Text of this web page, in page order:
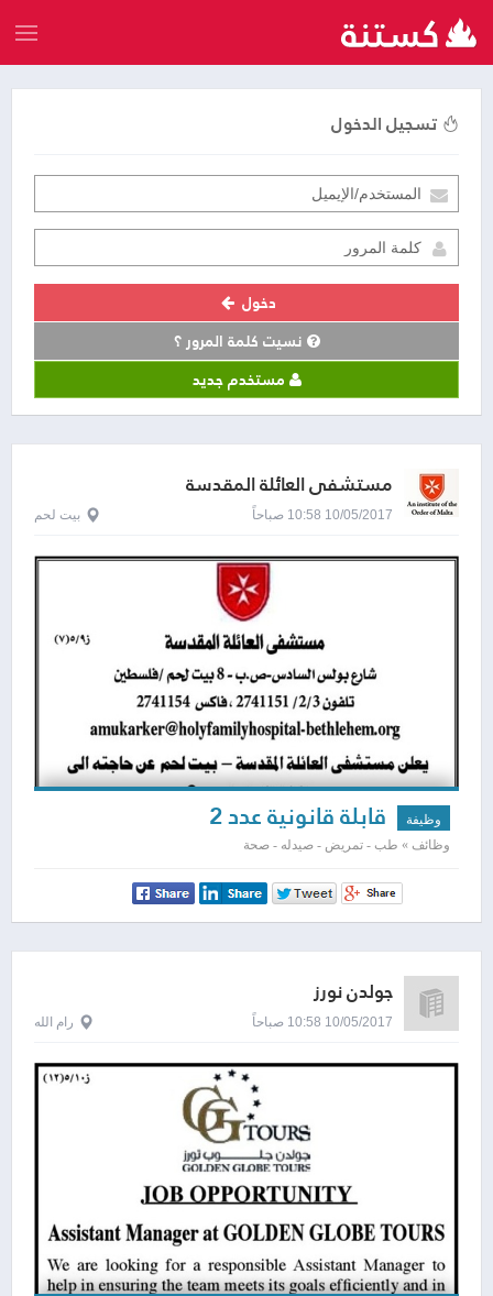
تسجيل الدخول
دخول
نسيت كلمة المرور ؟
مستخدم جديد
مستشفى العائلة المقدسة
10/05/2017 10:58 صباحاً بيت لحم
وظيفة قابلة قانونية عدد 2
وظائف » طب - تمريض - صيدله - صحة
جولدن نورز
10/05/2017 10:58 صباحاً رام الله